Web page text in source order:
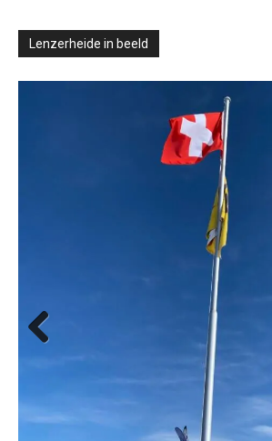
Lenzerheide in beeld
Previous